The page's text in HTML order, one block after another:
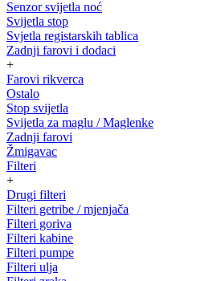
Senzor svijetla noć
Svijetla stop
Svjetla registarskih tablica
Zadnji farovi i dodaci
+
Farovi rikverca
Ostalo
Stop svijetla
Svijetla za maglu / Maglenke
Zadnji farovi
Žmigavac
Filteri
+
Drugi filteri
Filteri getribe / mjenjača
Filteri goriva
Filteri kabine
Filteri pumpe
Filteri ulja